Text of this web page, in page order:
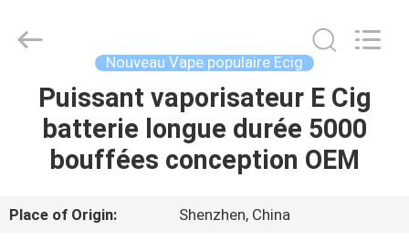
MAISON
PRODUITS
VIDÉOS
Supplier.
Shenzhen
Developed
Nouveau Vape populaire Ecig
Puissant vaporisateur E Cig
batterie longue durée 5000
bouffées conception OEM
Place of Origin:
Shenzhen, China